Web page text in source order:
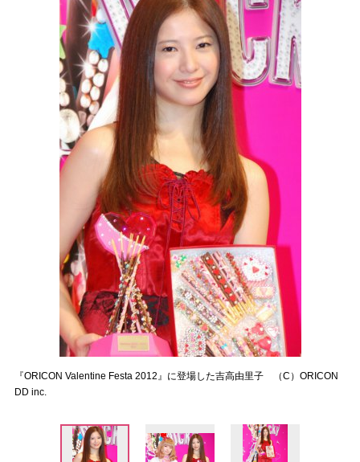
『ORICON Valentine Festa 2012』に登場した吉高由里子 （C）ORICON
DD inc.